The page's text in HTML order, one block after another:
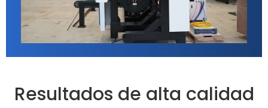
Resultados de alta calidad